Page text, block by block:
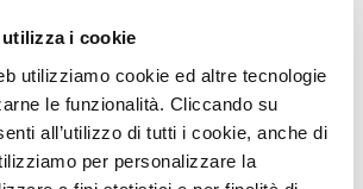
i cookie
utilizziamo cookie ed altre tecnologie
le funzionalità. Cliccando su
all’utilizzo di tutti i cookie, anche di
per personalizzare la